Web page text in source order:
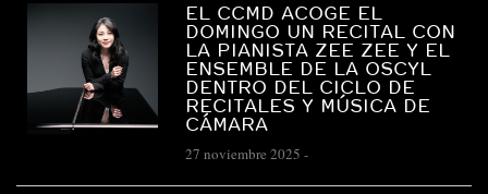
EL CCMD ACOGE EL
DOMINGO UN RECITAL CON
LA PIANISTA ZEE ZEE Y EL
ENSEMBLE DE LA OSCYL
DENTRO DEL CICLO DE
RECITALES Y MÚSICA DE
CÁMARA
27 noviembre 2025 -